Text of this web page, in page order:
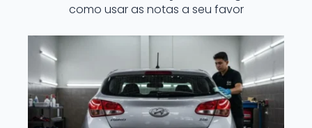
como usar as notas a seu favor